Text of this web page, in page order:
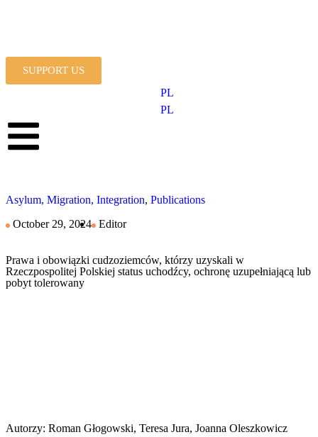
SUPPORT US
PL
PL
Asylum, Migration, Integration, Publications
October 29, 2024 Editor
Prawa i obowiązki cudzoziemców, którzy uzyskali w
Rzeczpospolitej Polskiej status uchodźcy, ochronę uzupełniającą lub
pobyt tolerowany
Autorzy: Roman Głogowski, Teresa Jura, Joanna Oleszkowicz